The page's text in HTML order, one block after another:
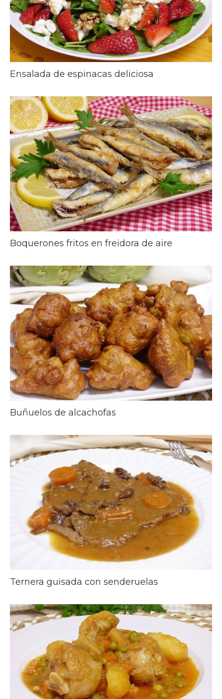
Ensalada de espinacas deliciosa
Boquerones fritos en freidora de aire
Buñuelos de alcachofas
Ternera guisada con senderuelas